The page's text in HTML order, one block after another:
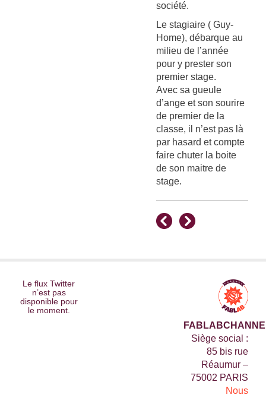
société.
Le stagiaire ( Guy-
Home), débarque au
milieu de l’année
pour y prester son
premier stage.
Avec sa gueule
d’ange et son sourire
de premier de la
classe, il n’est pas là
par hasard et compte
faire chuter la boite
de son maitre de
stage.
Le flux Twitter
n’est pas
disponible pour
le moment.
Siège social :
85 bis rue
Réaumur –
75002 PARIS
Nous